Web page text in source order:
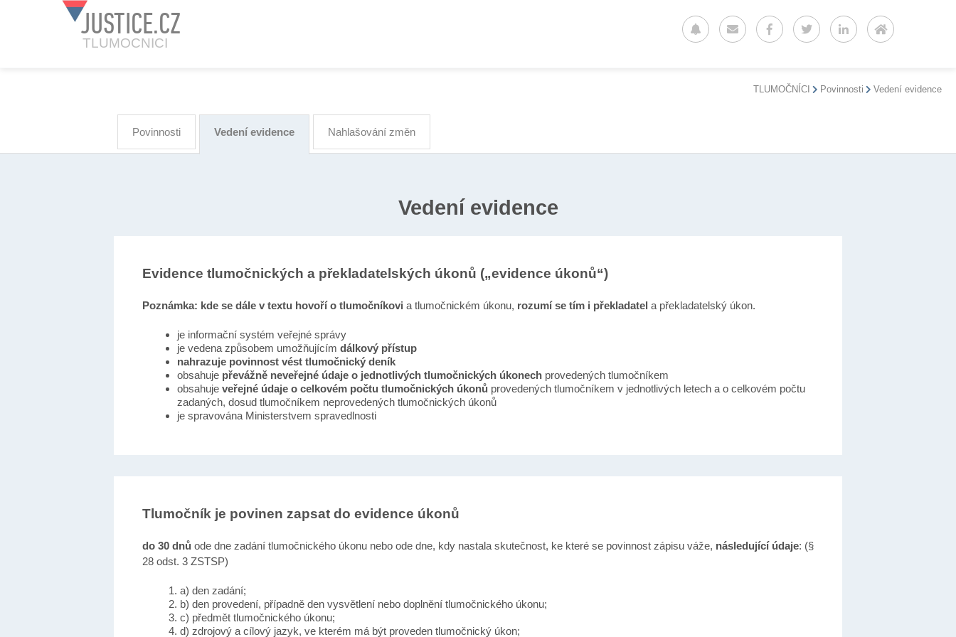
JUSTICE.CZ
TLUMOCNICI
TLUMOČNÍCI Povinnosti Vedení evidence
Povinnosti Vedení evidence Nahlašování změn
Vedení evidence
Evidence tlumočnických a překladatelských úkonů („evidence úkonů“)
Poznámka: kde se dále v textu hovoří o tlumočníkovi a tlumočnickém úkonu, rozumí se tím i překladatel a překladatelský úkon.
je informační systém veřejné správy
je vedena způsobem umožňujícím dálkový přístup
nahrazuje povinnost vést tlumočnický deník
obsahuje převážně neveřejné údaje o jednotlivých tlumočnických úkonechprovedených tlumočníkem
obsahuje veřejné údaje o celkovém počtu tlumočnických úkonů provedených tlumočníkem v jednotlivých letech a o celkovém počtu
zadaných, dosud tlumočníkem neprovedených tlumočnických úkonů
je spravována Ministerstvem spravedlnosti
Tlumočník je povinen zapsat do evidence úkonů
do 30 dnů ode dne zadání tlumočnického úkonu nebo ode dne, kdy nastala skutečnost, ke které se povinnost zápisu váže, následující údaje: (§
28 odst. 3 ZSTSP)
a) den zadání;
b) den provedení, případně den vysvětlení nebo doplnění tlumočnického úkonu;
c) předmět tlumočnického úkonu;
d) zdrojový a cílový jazyk, ve kterém má být proveden tlumočnický úkon;